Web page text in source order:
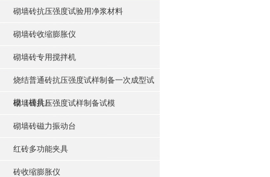
砌墙砖抗压强度试验用净浆材料
砌墙砖收缩膨胀仪
砌墙砖专用搅拌机
烧结普通砖抗压强度试样制备一次成型试
模（模具）
砌墙砖抗压强度试样制备试模
砌墙砖磁力振动台
红砖多功能夹具
砖收缩膨胀仪